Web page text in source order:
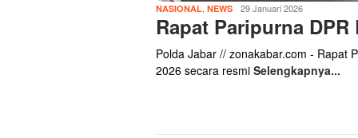
NASIONAL NEWS 29 Januari 2026
Rapat Paripurna
Polda Jabar // zonakabar.com - Rapat
2026 secara resmi Selengkapnya...